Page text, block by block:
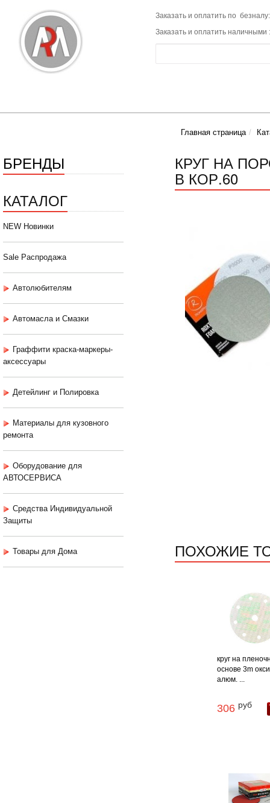
Заказать и оплатить по
Заказать и оплатить наличными
Главная страница
БРЕНДЫ
КАТАЛОГ
NEW Новинки
Sale Распродажа
Автолюбителям
Автомасла и Смазки
Граффити краска-маркеры-
аксессуары
Детейлинг и Полировка
Материалы для кузовного
ремонта
Оборудование для
АВТОСЕРВИСА
Средства Индивидуальной
Защиты
Товары для Дома
КРУГ НА
В КОР.60
ПОХОЖИЕ
круг на
основе 3m
алюм. ...
306 руб